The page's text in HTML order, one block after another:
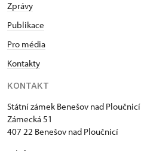
Zprávy
Publikace
Pro média
Kontakty
KONTAKT
Státní zámek Benešov nad Ploučnicí
Zámecká 51
407 22 Benešov nad Ploučnicí